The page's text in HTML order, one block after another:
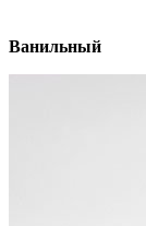
Ванильный